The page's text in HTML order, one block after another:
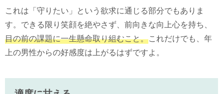
これは「守りたい」という欲求に通じる部分でもありま
す。できる限り笑顔を絶やさず、前向きな向上心を持ち、
目の前の課題に一生懸命取り組むこと。これだけでも、年
上の男性からの好感度は上がるはずですよ。